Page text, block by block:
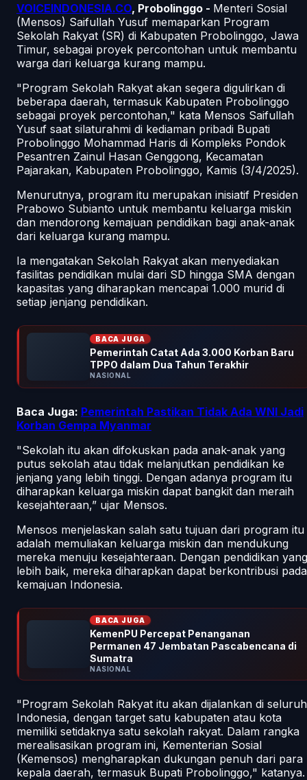
VOICEINDONESIA.CO, Probolinggo - Menteri Sosial
(Mensos) Saifullah Yusuf memaparkan Program
Sekolah Rakyat (SR) di Kabupaten Probolinggo, Jawa
Timur, sebagai proyek percontohan untuk membantu
warga dari keluarga kurang mampu.
"Program Sekolah Rakyat akan segera digulirkan di
beberapa daerah, termasuk Kabupaten Probolinggo
sebagai proyek percontohan," kata Mensos Saifullah
Yusuf saat silaturahmi di kediaman pribadi Bupati
Probolinggo Mohammad Haris di Kompleks Pondok
Pesantren Zainul Hasan Genggong, Kecamatan
Pajarakan, Kabupaten Probolinggo, Kamis (3/4/2025).
Menurutnya, program itu merupakan inisiatif Presiden
Prabowo Subianto untuk membantu keluarga miskin
dan mendorong kemajuan pendidikan bagi anak-anak
dari keluarga kurang mampu.
Ia mengatakan Sekolah Rakyat akan menyediakan
fasilitas pendidikan mulai dari SD hingga SMA dengan
kapasitas yang diharapkan mencapai 1.000 murid di
setiap jenjang pendidikan.
BACA JUGA
Pemerintah Catat Ada 3.000 Korban Baru
TPPO dalam Dua Tahun Terakhir
NASIONAL
Baca Juga: Pemerintah Pastikan Tidak Ada WNI Jadi
Korban Gempa Myanmar
"Sekolah itu akan difokuskan pada anak-anak yang
putus sekolah atau tidak melanjutkan pendidikan ke
jenjang yang lebih tinggi. Dengan adanya program itu
diharapkan keluarga miskin dapat bangkit dan meraih
kesejahteraan,” ujar Mensos.
Mensos menjelaskan salah satu tujuan dari program itu
adalah memuliakan keluarga miskin dan mendukung
mereka menuju kesejahteraan. Dengan pendidikan yang
lebih baik, mereka diharapkan dapat berkontribusi pada
kemajuan Indonesia.
BACA JUGA
KemenPU Percepat Penanganan
Permanen 47 Jembatan Pascabencana di
Sumatra
NASIONAL
"Program Sekolah Rakyat itu akan dijalankan di seluruh
Indonesia, dengan target satu kabupaten atau kota
memiliki setidaknya satu sekolah rakyat. Dalam rangka
merealisasikan program ini, Kementerian Sosial
(Kemensos) mengharapkan dukungan penuh dari para
kepala daerah, termasuk Bupati Probolinggo," katanya.